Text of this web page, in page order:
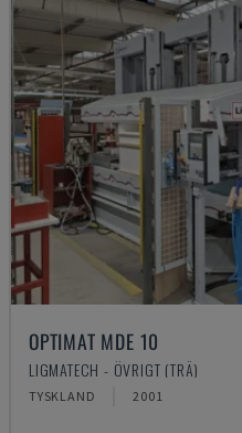
OPTIMAT MDE 10
LIGMATECH - ÖVRIGT (TRÄ)
TYSKLAND 2001